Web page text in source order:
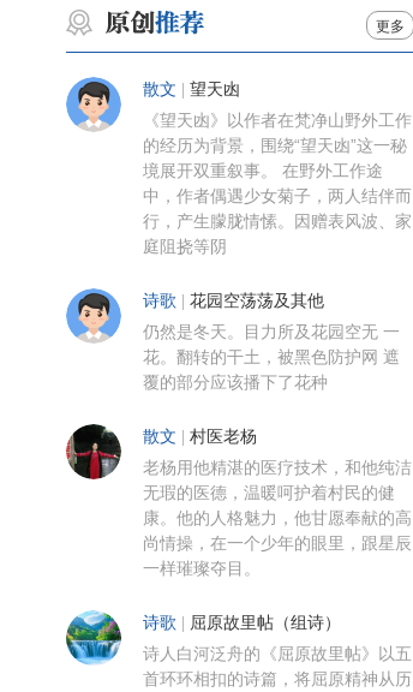
更多
散文 望天凼
《望天凼》以作者在梵净山野外工作
的经历为背景，围绕“望天凼”这一秘
境展开双重叙事。 在野外工作途
中，作者偶遇少女菊子，两人结伴而
行，产生朦胧情愫。因赠表风波、家
庭阻挠等阴
诗歌 花园空荡荡及其他
仍然是冬天。目力所及花园空无 一
花。翻转的干土，被黑色防护网 遮
覆的部分应该播下了花种
散文 村医老杨
老杨用他精湛的医疗技术，和他纯洁
无瑕的医德，温暖呵护着村民的健
康。他的人格魅力，他甘愿奉献的高
尚情操，在一个少年的眼里，跟星辰
一样璀璨夺目。
诗歌 屈原故里帖（组诗）
诗人白河泛舟的《屈原故里帖》以五
首环环相扣的诗篇，将屈原精神从历